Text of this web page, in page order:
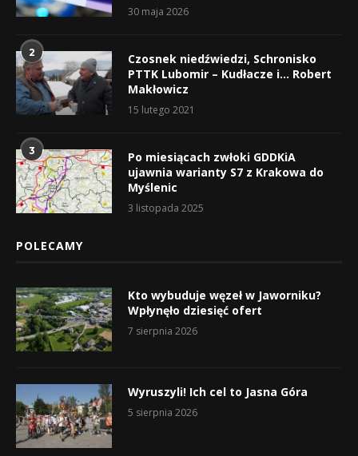
30 maja 2026
2
Czosnek niedźwiedzi, Schronisko
PTTK Lubomir – Kudłacze i… Robert
Makłowicz
15 lutego 2021
3
Po miesiącach zwłoki GDDKiA
ujawnia warianty S7 z Krakowa do
Myślenic
3 listopada 2025
POLECAMY
Kto wybuduje węzeł w Jaworniku?
Wpłynęło dziesięć ofert
7 sierpnia 2026
Wyruszyli! Ich cel to Jasna Góra
5 sierpnia 2026